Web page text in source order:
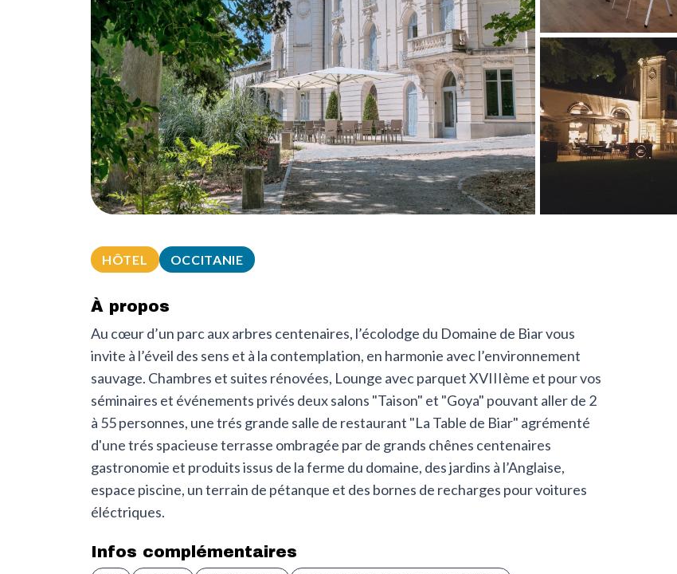
HÔTEL OCCITANIE
À propos
Au cœur d’un parc aux arbres centenaires, l’écolodge du Domaine de Biar vous
invite à l’éveil des sens et à la contemplation, en harmonie avec l’environnement
sauvage. Chambres et suites rénovées, Lounge avec parquet XVIIIème et pour vos
séminaires et événements privés deux salons "Taison" et "Goya" pouvant aller de 2
à 55 personnes, une trés grande salle de restaurant "La Table de Biar" agrémenté
d'une trés spacieuse terrasse ombragée par de grands chênes centenaires
gastronomie et produits issus de la ferme du domaine, des jardins à l’Anglaise,
espace piscine, un terrain de pétanque et des bornes de recharges pour voitures
éléctriques.
Infos complémentaires